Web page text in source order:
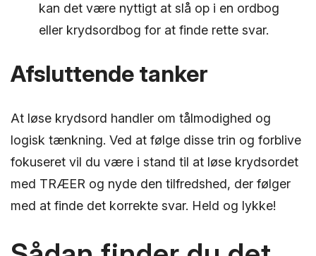
kan det være nyttigt at slå op i en ordbog
eller krydsordbog for at finde rette svar.
Afsluttende tanker
At løse krydsord handler om tålmodighed og
logisk tænkning. Ved at følge disse trin og forblive
fokuseret vil du være i stand til at løse krydsordet
med TRÆER og nyde den tilfredshed, der følger
med at finde det korrekte svar. Held og lykke!